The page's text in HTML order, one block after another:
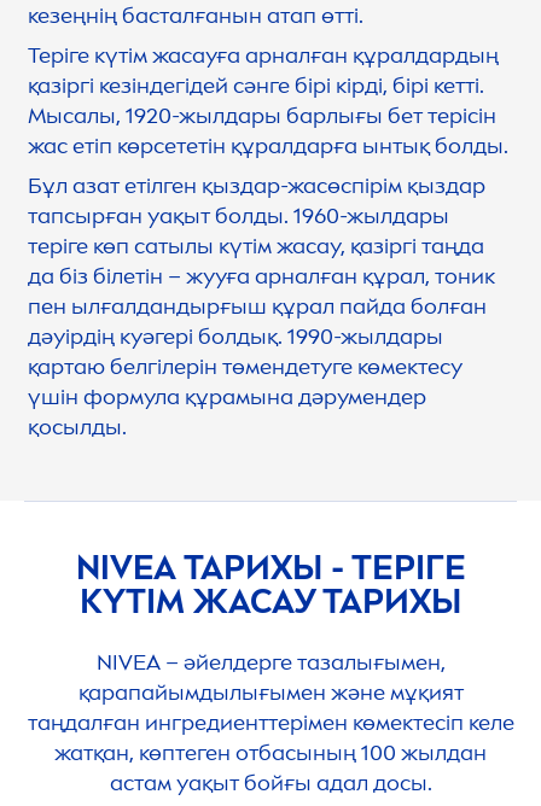
кезеңнің басталғанын атап өтті.
Теріге күтім жасауға арналған құралдардың
қазіргі кезіндегідей сәнге бірі кірді, бірі кетті.
Мысалы, 1920-жылдары барлығы бет терісін
жас етіп көрсететін құралдарға ынтық болды.
Бұл азат етілген қыздар-жасөспірім қыздар
тапсырған уақыт болды. 1960-жылдары
теріге көп сатылы күтім жасау, қазіргі таңда
да біз білетін – жууға арналған құрал, тоник
пен ылғалдандырғыш құрал пайда болған
дәуірдің куәгері болдық. 1990-жылдары
қартаю белгілерін төмендетуге көмектесу
үшін формула құрамына дәрумендер
қосылды.
NIVEAТАРИХЫ - ТЕРІГЕ
КҮТІМ ЖАСАУ ТАРИХЫ
NIVEA– әйелдерге тазалығымен,
қарапайымдылығымен және мұқият
таңдалған ингредиенттерімен көмектесіп келе
жатқан, көптеген отбасының 100 жылдан
астам уақыт бойғы адал досы.